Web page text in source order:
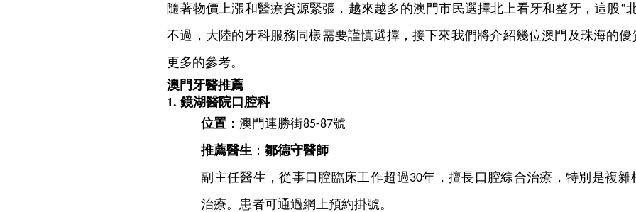
隨著物價上漲和醫療資源緊張，越來越多的澳門市民選擇北上看牙和整牙，這股“
不過，大陸的牙科服務同樣需要謹慎選擇，接下來我們將介紹幾位澳門及珠海的
更多的參考。
澳門牙醫推薦
1.鏡湖醫院口腔科
位置 ：澳門連勝街85-87號
推薦醫生 ：鄒德守醫師
副主任醫生，從事口腔臨床工作超過30年，擅長口腔綜合治療，特別是複
治療。患者可通過網上預約掛號。